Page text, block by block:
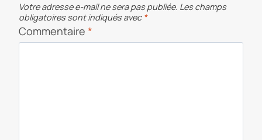
Votre adresse e-mail ne sera pas publiée. Les champs
obligatoires sont indiqués avec *
Commentaire *